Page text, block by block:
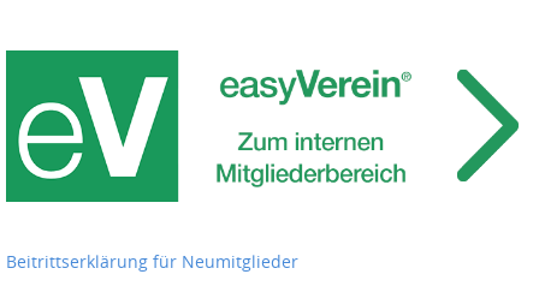
Beitrittserklärung für Neumitglieder